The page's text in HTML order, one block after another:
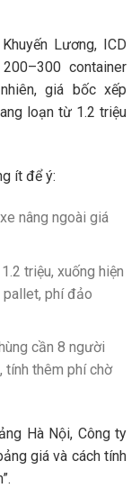
Lương, ICD
container
giá
bốc xếp
loạn từ 1.2 triệu
ít để ý:
nâng ngoài giá
triệu, xuống hiện
phí đảo
cần 8 người
tính thêm phí chờ
Hà Nội, Công ty
giá và cách tính